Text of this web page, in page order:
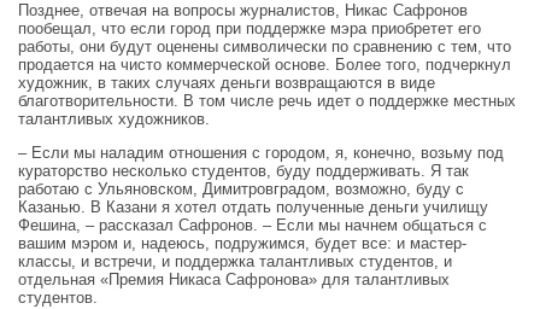
Позднее, отвечая на вопросы журналистов, Никас Сафронов
пообещал, что если город при поддержке мэра приобретет его
работы, они будут оценены символически по сравнению с тем, что
продается на чисто коммерческой основе. Более того, подчеркнул
художник, в таких случаях деньги возвращаются в виде
благотворительности. В том числе речь идет о поддержке местных
талантливых художников.
– Если мы наладим отношения с городом, я, конечно, возьму под
кураторство несколько студентов, буду поддерживать. Я так
работаю с Ульяновском, Димитровградом, возможно, буду с
Казанью. В Казани я хотел отдать полученные деньги училищу
Фешина, – рассказал Сафронов. – Если мы начнем общаться с
вашим мэром и, надеюсь, подружимся, будет все: и мастер-
классы, и встречи, и поддержка талантливых студентов, и
отдельная «Премия Никаса Сафронова» для талантливых
студентов.